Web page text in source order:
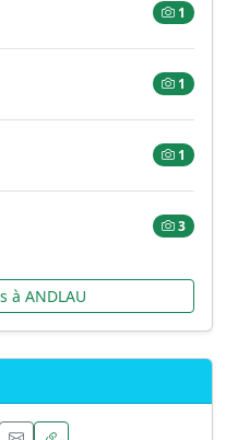
1
1
1
3
à ANDLAU